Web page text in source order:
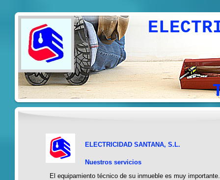
ELECTRICIDAD SANTANA, S.L.
Nuestros servicios
El equipamiento técnico de su inmueble es muy